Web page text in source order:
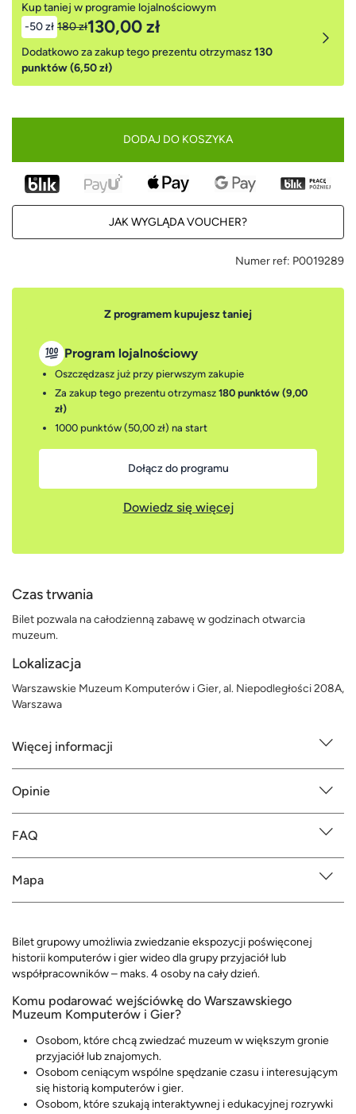
Kup taniej w programie lojalnościowym
-50 zł 180 zł130,00 zł
Dodatkowo za zakup tego prezentu otrzymasz130
punktów (6,50 zł)
DODAJ DO KOSZYKA
JAK WYGLĄDA VOUCHER?
Numer ref: P0019289
Z programem kupujesz taniej
Program lojalnościowy
Oszczędzasz już przy pierwszym zakupie
Za zakup tego prezentu otrzymasz 180 punktów (9,00
zł)
1000 punktów (50,00 zł) na start
Dołącz do programu
Dowiedz się więcej
Czas trwania
Bilet pozwala na całodzienną zabawę w godzinach otwarcia
muzeum.
Lokalizacja
Warszawskie Muzeum Komputerów i Gier, al. Niepodległości 208A,
Warszawa
Więcej informacji
Opinie
FAQ
Mapa
Bilet grupowy umożliwia zwiedzanie ekspozycji poświęconej
historii komputerów i gier wideo dla grupy przyjaciół lub
współpracowników – maks. 4 osoby na cały dzień.
Komu podarować wejściówkę do Warszawskiego
Muzeum Komputerów i Gier?
Osobom, które chcą zwiedzać muzeum w większym gronie
przyjaciół lub znajomych.
Osobom ceniącym wspólne spędzanie czasu i interesującym
się historią komputerów i gier.
Osobom, które szukają interaktywnej i edukacyjnej rozrywki